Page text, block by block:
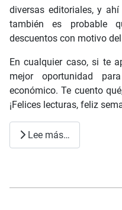
diversas editoriales, y
también es probable
descuentos con motivo
En cualquier caso, si te
mejor oportunidad
económico. Te cuento
¡Felices lecturas, feliz
Lee más…